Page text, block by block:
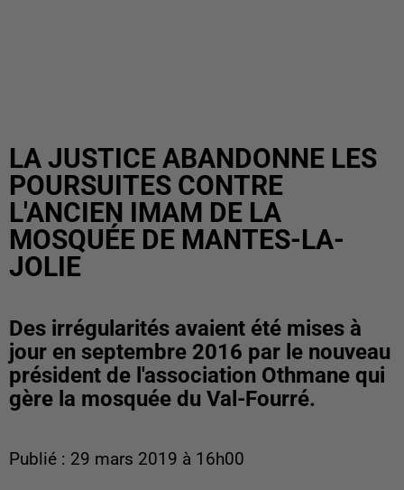
LA JUSTICE ABANDONNE LES
POURSUITES CONTRE
L'ANCIEN IMAM DE LA
MOSQUÉE DE MANTES-LA-
JOLIE
Des irrégularités avaient été mises à
jour en septembre 2016 par le nouveau
président de l'association Othmane qui
gère la mosquée du Val-Fourré.
Publié : 29 mars 2019 à 16h00